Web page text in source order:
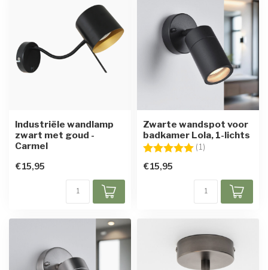
Industriële wandlamp
zwart met goud -
Carmel
€15,95
Zwarte wandspot voor
badkamer Lola, 1-lichts
Beoordeling: (1)
€15,95